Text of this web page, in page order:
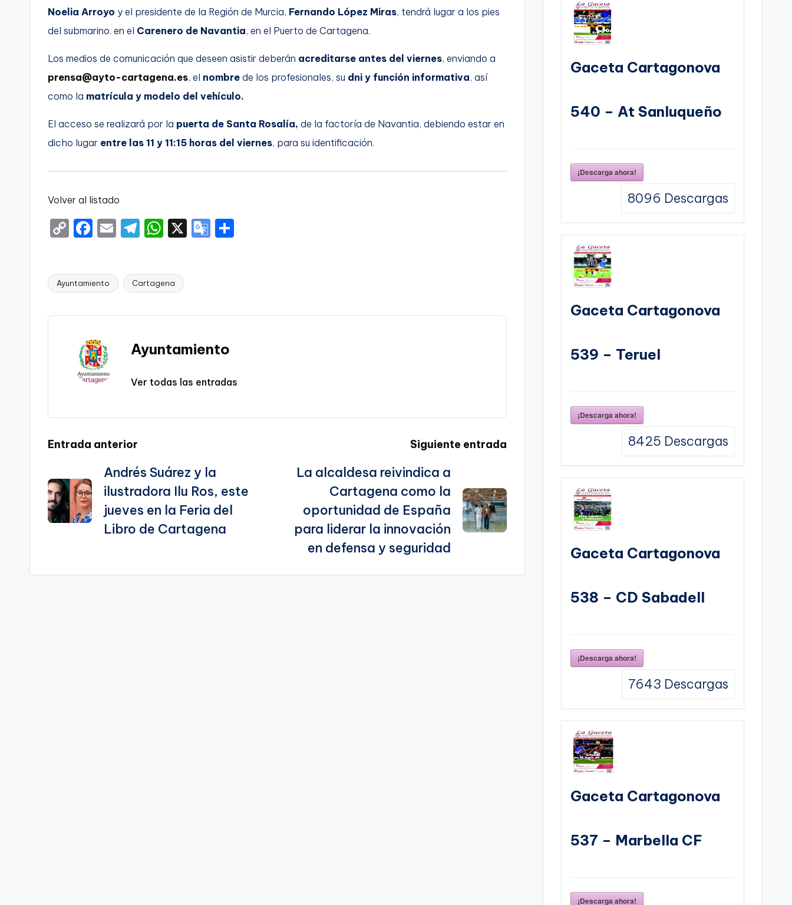
Noelia Arroyo y el presidente de la Región de Murcia, Fernando López Miras, tendrá lugar a los pies
del submarino. en el Carenero de Navantia, en el Puerto de Cartagena.
Los medios de comunicación que deseen asistir deberán acreditarse antes del viernes, enviando a
prensa@ayto-cartagena.es, el nombre de los profesionales, su dni y función informativa, así
como la matrícula y modelo del vehículo.
El acceso se realizará por la puerta de Santa Rosalía, de la factoría de Navantia, debiendo estar en
dicho lugar entre las 11 y 11:15 horas del viernes, para su identificación.
Volver al listado
C
y
n
F
e
o
o
k
E
l
T
gr
m
W
ts
p
p
X
G
Tr
a
n
sl
te
Etiquetas:
Ayuntamiento Cartagena
Ayuntamiento
Ver todas las entradas
Navegación
de
entradas
Entrada anterior
Andrés Suárez y la
ilustradora Ilu Ros, este
jueves en la Feria del
Libro de Cartagena
Siguiente entrada
La alcaldesa reivindica a
Cartagena como la
oportunidad de España
para liderar la innovación
en defensa y seguridad
Gaceta Cartagonova
540 – At Sanluqueño
¡Descarga ahora!
8096 Descargas
Gaceta Cartagonova
539 – Teruel
¡Descarga ahora!
8425 Descargas
Gaceta Cartagonova
538 – CD Sabadell
¡Descarga ahora!
7643 Descargas
Gaceta Cartagonova
537 – Marbella CF
¡Descarga ahora!